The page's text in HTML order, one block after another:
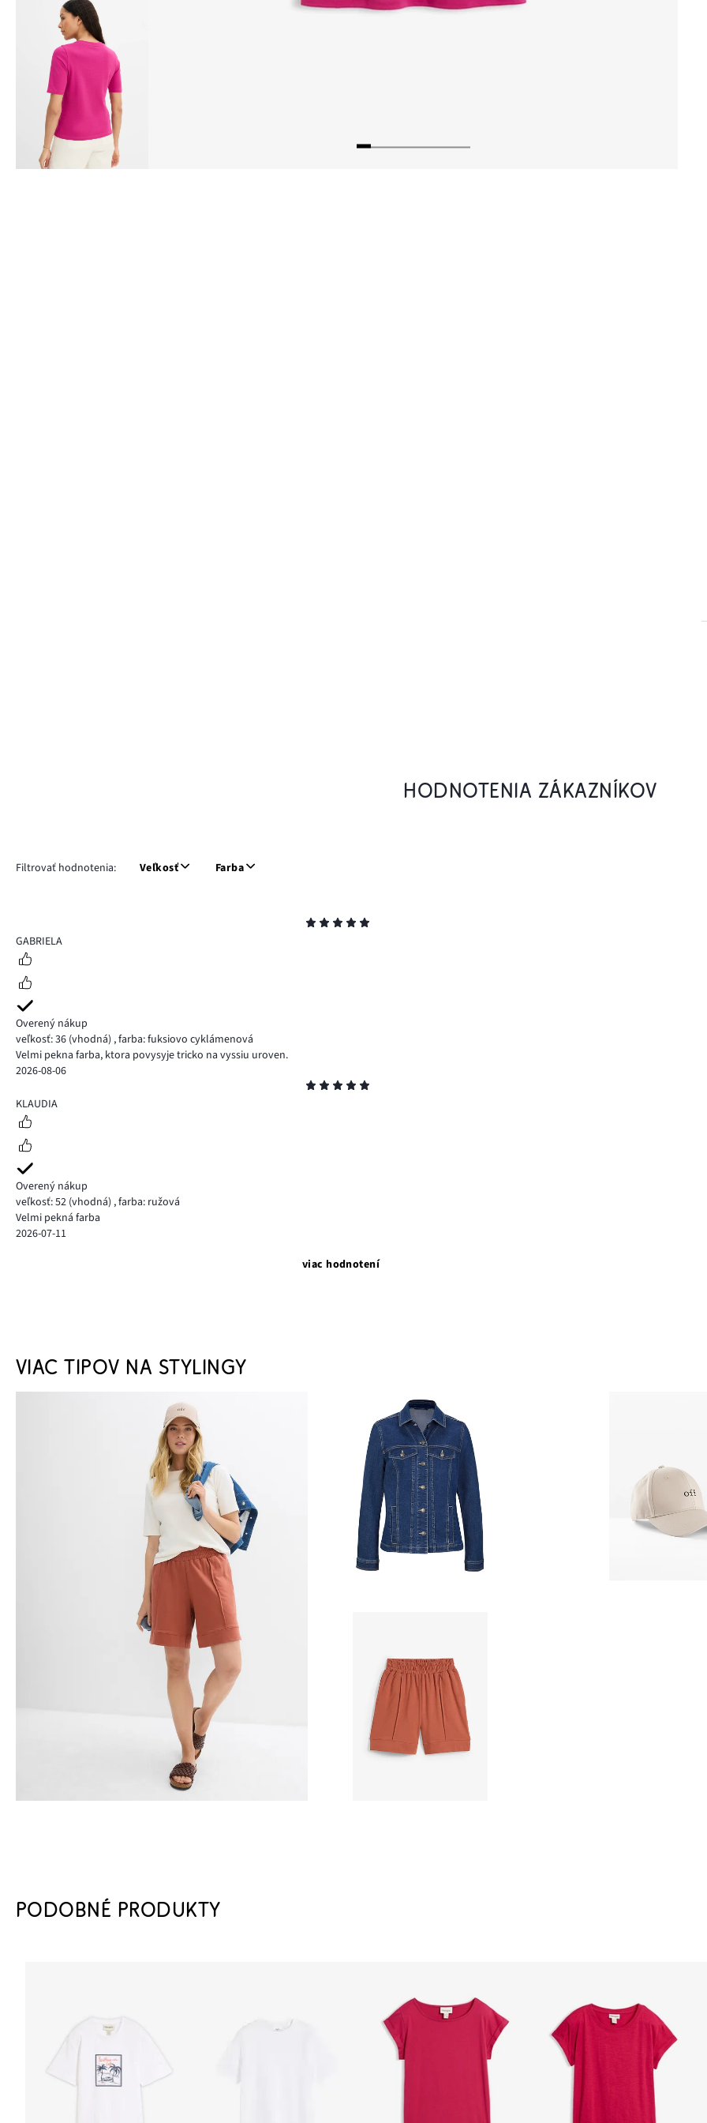
HODNOTENIA ZÁKAZNÍKOV
Filtrovať hodnotenia: Veľkosť Farba
5
GABRIELA
Overený nákup
veľkosť: 36 (vhodná) ,farba: fuksiovo cyklámenová
Velmi pekna farba, ktora povysyje tricko na vyssiu uroven.
2026-08-06
5
KLAUDIA
Overený nákup
veľkosť: 52 (vhodná) ,farba: ružová
Velmi pekná farba
2026-07-11
viac hodnotení
VIAC TIPOV NA STYLINGY
PODOBNÉ PRODUKTY